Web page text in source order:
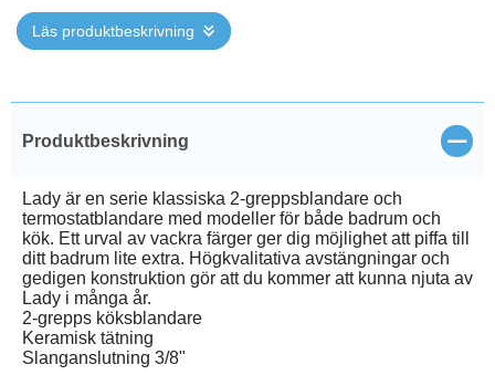
Läs produktbeskrivning
Produktbeskrivning Stäng
Lady är en serie klassiska 2-greppsblandare och
termostatblandare med modeller för både badrum och
kök. Ett urval av vackra färger ger dig möjlighet att piffa till
ditt badrum lite extra. Högkvalitativa avstängningar och
gedigen konstruktion gör att du kommer att kunna njuta av
Lady i många år.
2-grepps köksblandare
Keramisk tätning
Slanganslutning 3/8"